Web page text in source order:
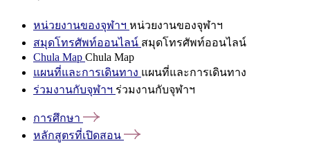
หน่วยงานของจุฬาฯ หน่วยงานของจุฬาฯ
สมุดโทรศัพท์ออนไลน์ สมุดโทรศัพท์ออนไลน์
Chula Map Chula Map
แผนที่และการเดินทาง แผนที่และการเดินทาง
ร่วมงานกับจุฬาฯ ร่วมงานกับจุฬาฯ
การศึกษา
หลักสูตรที่เปิดสอน